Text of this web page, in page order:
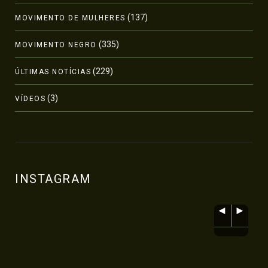
MOVIMENTO DE MULHERES (137)
MOVIMENTO NEGRO (335)
ÚLTIMAS NOTÍCIAS (229)
VÍDEOS (3)
INSTAGRAM